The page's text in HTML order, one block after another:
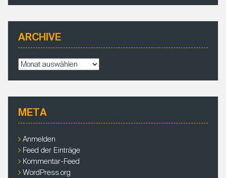
ARCHIVE
A
r
h
v
e
META
Anmelden
Feed der Einträge
Kommentar-Feed
WordPress.org